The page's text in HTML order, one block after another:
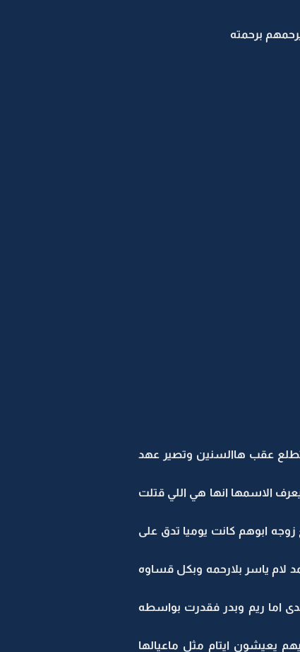
برحمته
تطلع عقب هاالسنين وتصير عهد
الاسمها انها هي اللي قتلت
ابوهم كانت يوميا تدق على
لام ياسر بلارحمه وبكل قساوه
اما ريم وبدر فقدرت بواسطه
يعيشون ايتام مثل ماعيالها